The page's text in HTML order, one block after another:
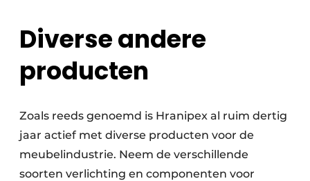
Diverse andere
producten
Zoals reeds genoemd is Hranipex al ruim dertig
jaar actief met diverse producten voor de
meubelindustrie. Neem de verschillende
soorten verlichting en componenten voor